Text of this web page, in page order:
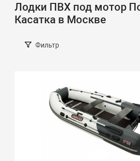
Лодки ПВХ под мотор
Касатка в Москве
Фильтр